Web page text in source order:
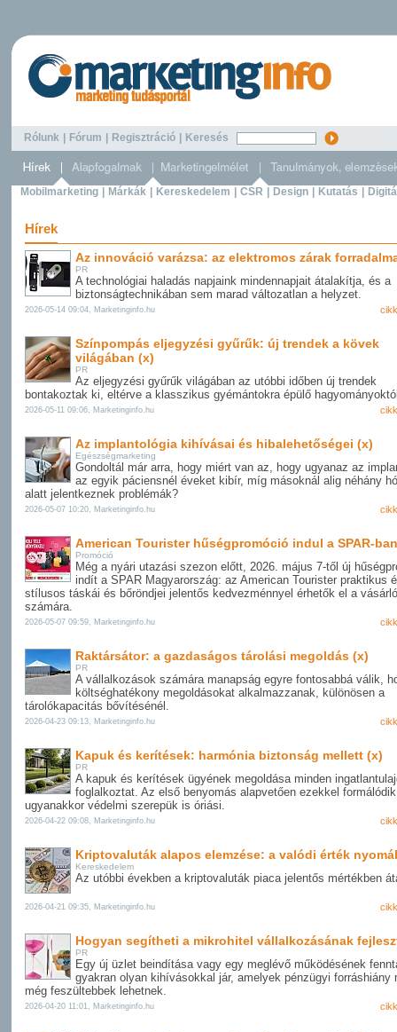
Rólunk Fórum Regisztráció Keresés
Mobilmarketing Márkák Kereskedelem CSR Design Kutatás
Hírek
Az innováció varázsa: az elektromos zárak
PR
A technológiai haladás napjaink mindennapjait átalakítja, és a
biztonságtechnikában sem marad változatlan a helyzet.
2026-05-14 09:04, Marketinginfo.hu
Színpompás eljegyzési gyűrűk: új trendek a kövek
világában (x)
PR
Az eljegyzési gyűrűk világában az utóbbi időben új trendek
bontakoztak ki, eltérve a klasszikus gyémántokra épülő
2026-05-11 09:06, Marketinginfo.hu
Az implantológia kihívásai és hibalehetőségei (x)
Egészségmarketing
Gondoltál már arra, hogy miért van az, hogy ugyanaz az
az egyik páciensnél éveket kibír, míg másoknál alig néhány
alatt jelentkeznek problémák?
2026-05-07 10:20, Marketinginfo.hu
American Tourister hűségpromóció indul a SPAR-ban
Promóció
Még a nyári utazási szezon előtt, 2026. május 7-től új
indít a SPAR Magyarország: az American Tourister praktikus
stílusos táskái és bőröndjei jelentős kedvezménnyel érhetők el a
számára.
2026-05-07 09:59, Marketinginfo.hu
Raktársátor: a gazdaságos tárolási megoldás (x)
PR
A vállalkozások számára manapság egyre fontosabbá válik,
költséghatékony megoldásokat alkalmazzanak, különösen a
tárolókapacitás bővítésénél.
2026-04-23 09:13, Marketinginfo.hu
Kapuk és kerítések: harmónia biztonság mellett (x)
PR
A kapuk és kerítések ügyének megoldása minden
foglalkoztat. Az első benyomás alapvetően ezekkel
ugyanakkor védelmi szerepük is óriási.
2026-04-22 09:08, Marketinginfo.hu
Kriptovaluták alapos elemzése: a valódi érték
Kereskedelem
Az utóbbi években a kriptovaluták piaca jelentős mértékben
2026-04-21 09:35, Marketinginfo.hu
Hogyan segítheti a mikrohitel vállalkozásának
PR
Egy új üzlet beindítása vagy egy meglévő működésének
gyakran olyan kihívásokkal jár, amelyek pénzügyi forráshiány
még feszültebbek lehetnek.
2026-04-20 11:01, Marketinginfo.hu